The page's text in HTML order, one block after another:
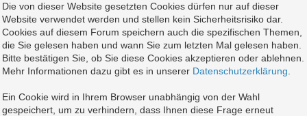
Die von dieser Website gesetzten Cookies dürfen nur auf dieser
Website verwendet werden und stellen kein Sicherheitsrisiko dar.
Cookies auf diesem Forum speichern auch die spezifischen Themen,
die Sie gelesen haben und wann Sie zum letzten Mal gelesen haben.
Bitte bestätigen Sie, ob Sie diese Cookies akzeptieren oder ablehnen.
Mehr Informationen dazu gibt es in unserer Datenschutzerklärung
Ein Cookie wird in Ihrem Browser unabhängig von der Wahl
gespeichert, um zu verhindern, dass Ihnen diese Frage erneut